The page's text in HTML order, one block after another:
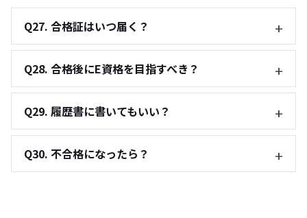
Q27. 合格証はいつ届く？
Q28. 合格後にE資格を目指すべき？
Q29. 履歴書に書いてもいい？
Q30. 不合格になったら？